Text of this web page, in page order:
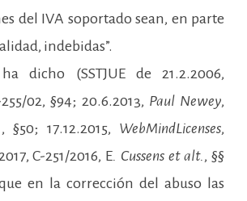
del IVA soportado sean, en parte
indebidas”.
dicho (SSTJUE de 21.2.2006,
02, §94; 20.6.2013, Paul Newey,
§50; 17.12.2015, WebMindLicenses,
C-251/2016, E. Cussens et alt., §§
en la corrección del abuso las